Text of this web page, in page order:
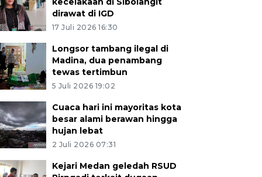
dirawat di IGD
17 Juli 2026 16:30
Longsor tambang ilegal di
Madina, dua penambang
tewas tertimbun
5 Juli 2026 19:02
Cuaca hari ini mayoritas kota
besar alami berawan hingga
hujan lebat
2 Juli 2026 07:31
Kejari Medan geledah RSUD